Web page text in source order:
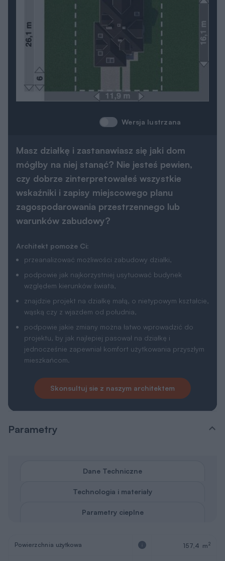
Wersja lustrzana
Masz działkę i zastanawiasz się jaki dom
mógłby na niej stanąć? Nie jesteś pewien,
czy dobrze zinterpretowałeś wszystkie
wskaźniki i zapisy miejscowego planu
zagospodarowania przestrzennego lub
warunków zabudowy?
Architekt pomoże Ci:
przeanalizować możliwości zabudowy działki,
podpowie jak najkorzystniej usytuować budynek
względem kierunków świata,
znajdzie projekt na działkę małą, o nietypowym kształcie,
wąską czy z wjazdem od południa,
podpowie jakie zmiany można łatwo wprowadzić do
projektu, by jak najlepiej pasował na działkę i
jednocześnie zapewniał komfort użytkowania przyszłym
mieszkańcom.
Skonsultuj sie z naszym architektem
Parametry
Dane Techniczne
Technologia i materiały
Parametry cieplne
Powierzchnia użytkowa 157,4 m2